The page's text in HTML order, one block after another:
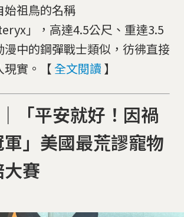
始祖鳥的名稱
」，高達4.5公尺、重達3.5
漫中的鋼彈戰士類似，彷彿直接
現實。【 全文閱讀 】
「平安就好！因禍
」美國最荒謬寵物
賽